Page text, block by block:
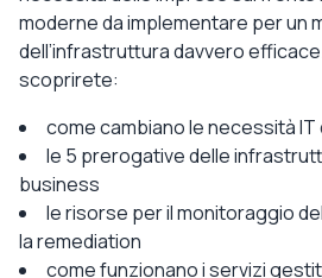
moderne da implementare per un
dell’infrastruttura davvero
scoprirete:
come cambiano le necessità IT
le 5 prerogative delle
business
le risorse per il monitoraggio
la remediation
come funzionano i servizi